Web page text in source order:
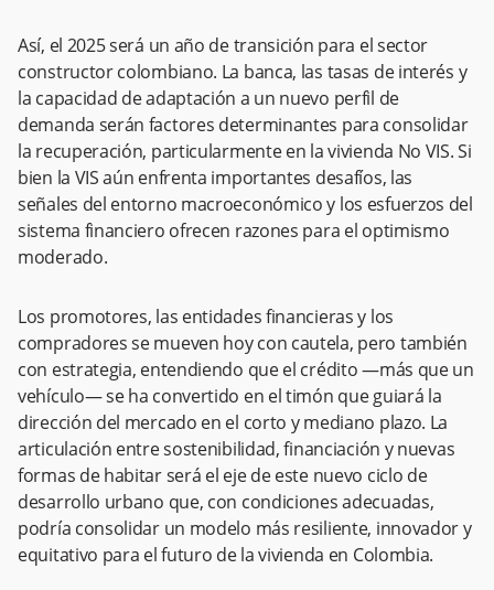
Así, el 2025 será un año de transición para el sector
constructor colombiano. La banca, las tasas de interés y
la capacidad de adaptación a un nuevo perfil de
demanda serán factores determinantes para consolidar
la recuperación, particularmente en la vivienda No VIS. Si
bien la VIS aún enfrenta importantes desafíos, las
señales del entorno macroeconómico y los esfuerzos del
sistema financiero ofrecen razones para el optimismo
moderado.
Los promotores, las entidades financieras y los
compradores se mueven hoy con cautela, pero también
con estrategia, entendiendo que el crédito —más que un
vehículo— se ha convertido en el timón que guiará la
dirección del mercado en el corto y mediano plazo. La
articulación entre sostenibilidad, financiación y nuevas
formas de habitar será el eje de este nuevo ciclo de
desarrollo urbano que, con condiciones adecuadas,
podría consolidar un modelo más resiliente, innovador y
equitativo para el futuro de la vivienda en Colombia.